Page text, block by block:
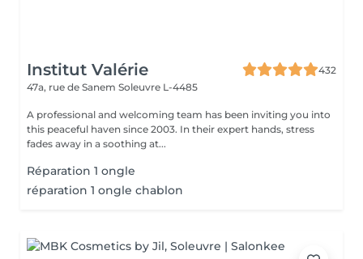
Institut Valérie
432
47a, rue de Sanem Soleuvre L-4485
A professional and welcoming team has been inviting you into
this peaceful haven since 2003. In their expert hands, stress
fades away in a soothing at...
Réparation 1 ongle
réparation 1 ongle chablon